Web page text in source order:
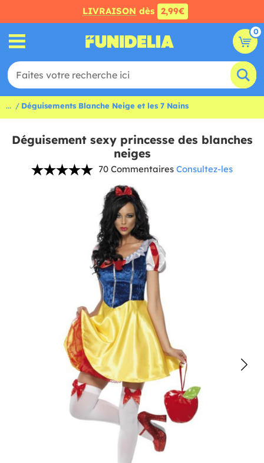
LIVRAISON dès 2,99€
0
... Déguisements Blanche Neige et les 7 Nains
Déguisement sexy princesse des blanches
neiges
70 Commentaires Consultez-les